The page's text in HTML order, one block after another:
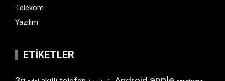
Telekom
Yazılım
ETIKETLER